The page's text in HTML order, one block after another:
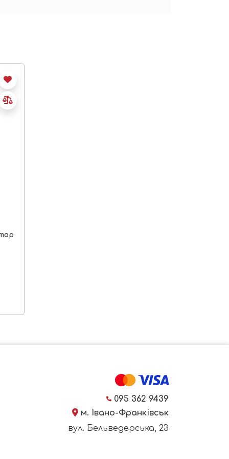
095 362 9439
м. Івано-Франківськ
вул. Бельведерська, 23